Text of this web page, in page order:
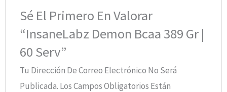
Sé El Primero En Valorar
“InsaneLabz Demon Bcaa 389 Gr |
60 Serv”
Tu Dirección De Correo Electrónico No Será
Publicada. Los Campos Obligatorios Están